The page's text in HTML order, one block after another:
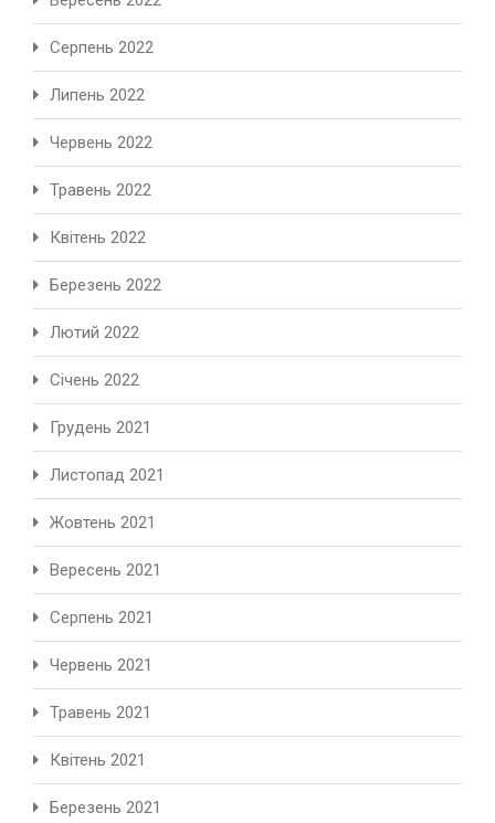
Серпень 2022
Липень 2022
Червень 2022
Травень 2022
Квітень 2022
Березень 2022
Лютий 2022
Січень 2022
Грудень 2021
Листопад 2021
Жовтень 2021
Вересень 2021
Серпень 2021
Червень 2021
Травень 2021
Квітень 2021
Березень 2021